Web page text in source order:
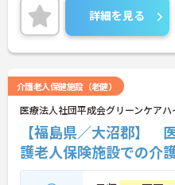
は、面接対策ポイントなど、さ
たしますのでお気軽にご相談く
詳細を見る
介護老人保健施設（老健）
医療法人社団平成会グリーンケアハ
【福島県／大沼郡】
護老人保険施設での介